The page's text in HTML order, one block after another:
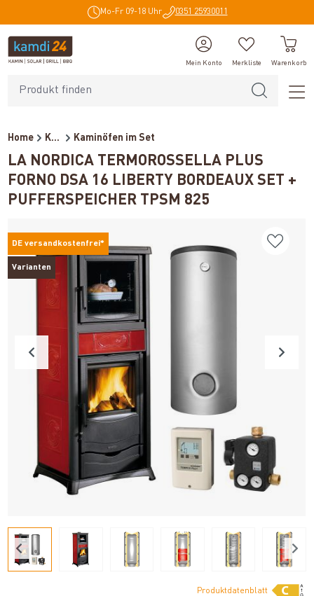
Mo-Fr 09-18 Uhr 0351 25930011
Mein Konto Merkliste Warenkorb
Home Kaminöfen Kaminöfen im Set
LA NORDICA TERMOROSSELLA PLUS
FORNO DSA 16 LIBERTY BORDEAUX SET +
PUFFERSPEICHER TPSM 825
DE versandkostenfrei*
Varianten
Produktdatenblatt